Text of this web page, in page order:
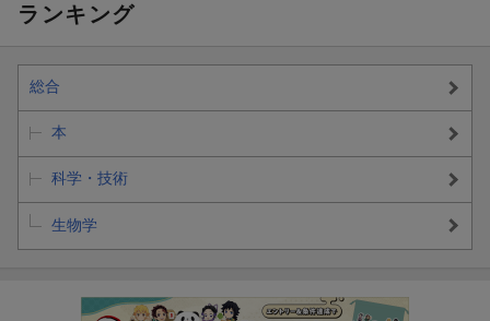
ランキング
総合
本
科学・技術
生物学